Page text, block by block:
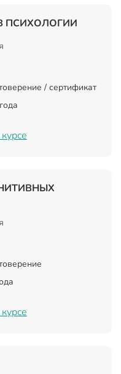
ПСИХОЛОГИИ
/ сертификат